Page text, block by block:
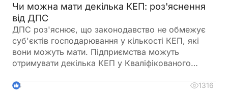
Чи можна мати декілька КЕП: роз'яснення
від ДПС
ДПС роз'яснює, що законодавство не обмежує
суб'єктів господарювання у кількості КЕП, які
вони можуть мати. Підприємства можуть
отримувати декілька КЕП у Кваліфікованого
України
4
1316